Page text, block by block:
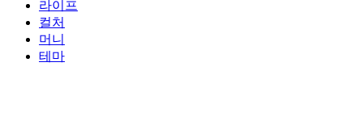
라이프
컬처
머니
테마